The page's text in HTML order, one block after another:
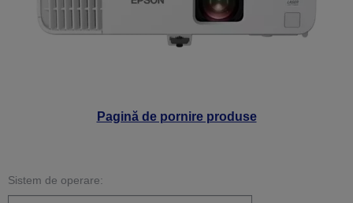
Pagină de pornire produse
Sistem de operare: